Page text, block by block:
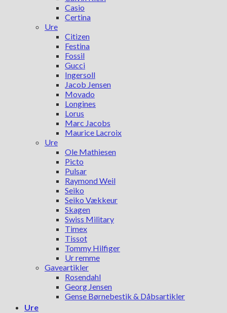
Casio
Certina
Ure
Citizen
Festina
Fossil
Gucci
Ingersoll
Jacob Jensen
Movado
Longines
Lorus
Marc Jacobs
Maurice Lacroix
Ure
Ole Mathiesen
Picto
Pulsar
Raymond Weil
Seiko
Seiko Vækkeur
Skagen
Swiss Military
Timex
Tissot
Tommy Hilfiger
Ur remme
Gaveartikler
Rosendahl
Georg Jensen
Gense Børnebestik & Dåbsartikler
Ure